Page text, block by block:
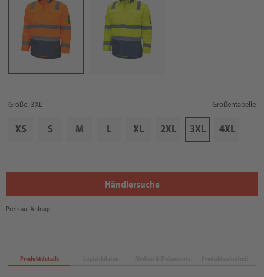
Größe: 3XL Größentabelle
XS S M L XL 2XL 3XL 4XL
Händlersuche
Preis auf Anfrage
Produktdetails